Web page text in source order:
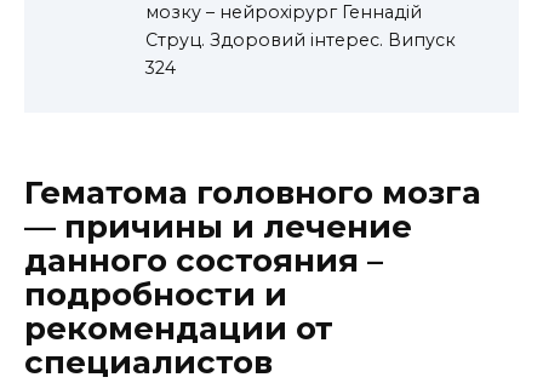
мозку – нейрохірург Геннадій
Струц. Здоровий інтерес. Випуск
324
Гематома головного мозга
— причины и лечение
данного состояния –
подробности и
рекомендации от
специалистов